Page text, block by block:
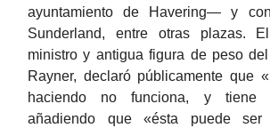
ayuntamiento de Havering— y
Sunderland, entre otras plazas.
ministro y antigua figura de peso
Rayner, declaró públicamente que
haciendo no funciona, y tiene
añadiendo que «ésta puede ser